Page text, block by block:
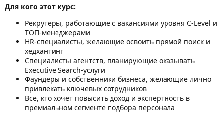
Для кого этот курс:
Рекрутеры, работающие с вакансиями уровня C-Level и
ТОП-менеджерами
HR-специалисты, желающие освоить прямой поиск и
хедхантинг
Специалисты агентств, планирующие оказывать
Executive Search-услуги
Фаундеры и собственники бизнеса, желающие лично
привлекать ключевых сотрудников
Все, кто хочет повысить доход и экспертность в
премиальном сегменте подбора персонала